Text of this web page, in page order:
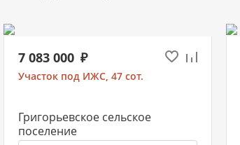
7 083 000
Участок под ИЖС, 47 сот.
Григорьевское сельское
поселение